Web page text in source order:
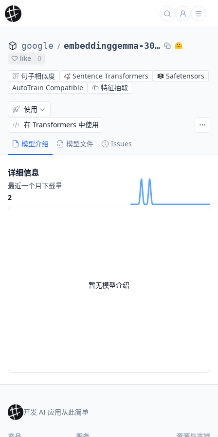
google / embeddinggemma-300m-qat-q8_0-unquantized
like
0
句子相似度
Sentence Transformers
Safetensors
AutoTrain Compatible
特征抽取
模型介绍 模型文件 Issues
使用
在 Transformers 中使用
暂无模型介绍
详细信息
最近一个月下载量
2
开发 AI 应用从此简单